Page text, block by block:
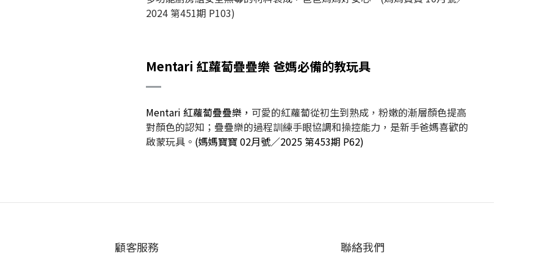
2024 第451期 P103)
Mentari 紅蘿蔔疊疊樂 爸媽必備的教玩具
Mentari 紅蘿蔔疊疊樂， 可愛的紅蘿蔔從初生到熟成，粉嫩的漸層顏色提高
對顏色的認知；疊疊樂的過程訓練手眼協調和操控能力，是新手爸媽喜歡的
啟蒙玩具。 (媽媽寶寶 02月號／2025 第453期 P62)
顧客服務 聯絡我們